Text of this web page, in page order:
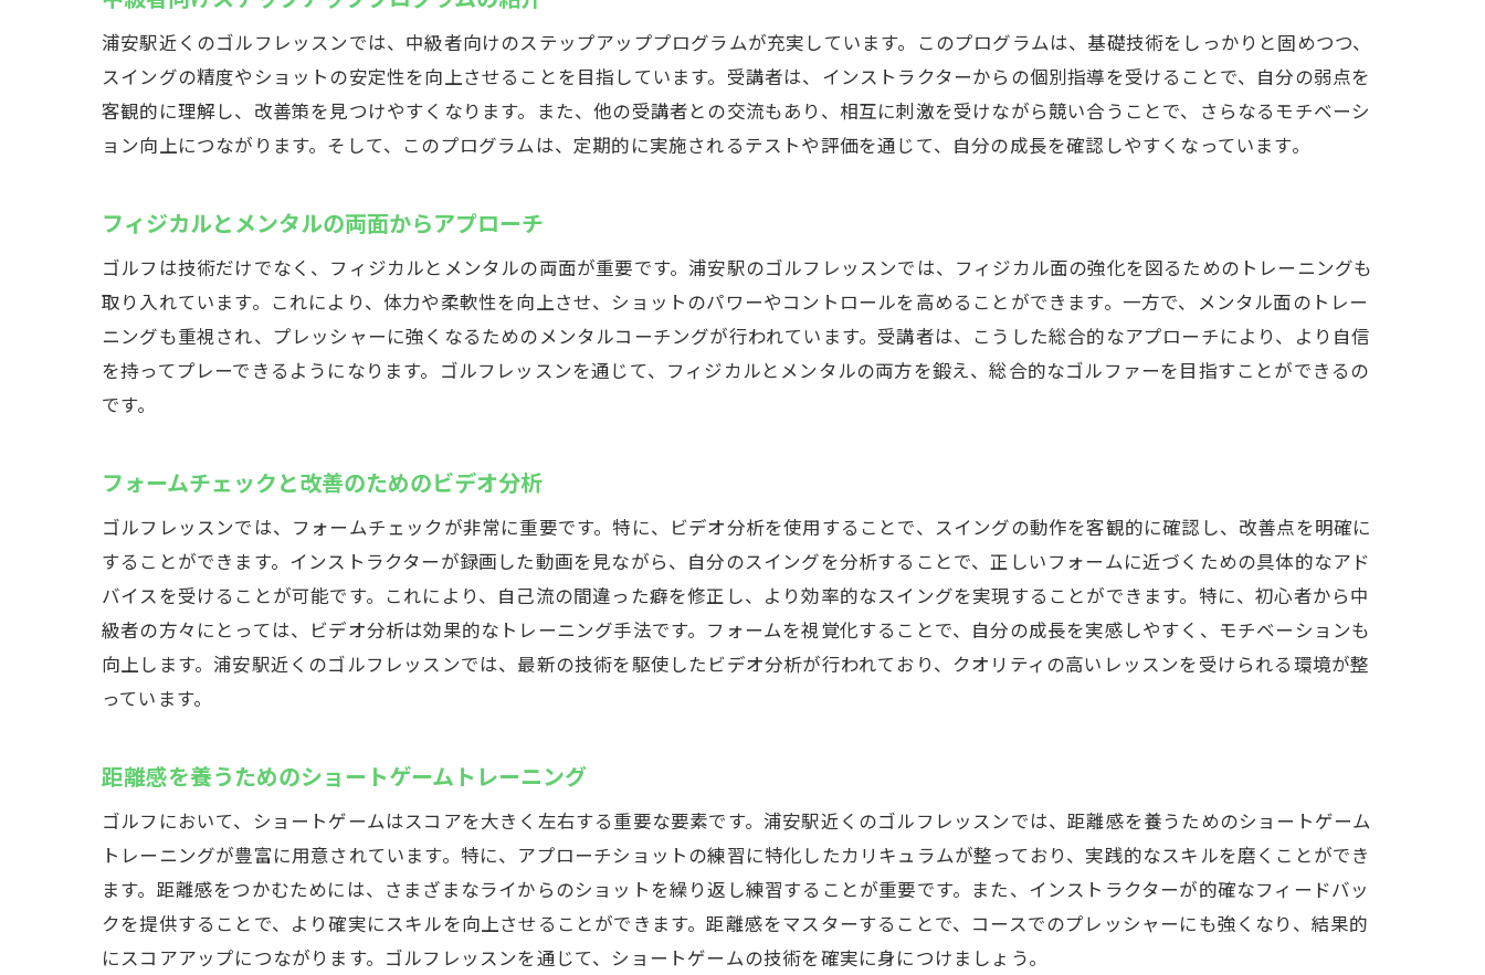
レッスンのスケジュールと柔軟な受講方法
トレーニング後のフィードバックと次へのステップ
ゴルフレッスンを通じて得られる成長と成果
浦安駅近くのゴルフレッスンでは、中級者向けのステップアッププログラムが充実しています。このプログラムは、基礎技術をしっかりと固めつつ、
スイングの精度やショットの安定性を向上させることを目指しています。受講者は、インストラクターからの個別指導を受けることで、自分の弱点を
客観的に理解し、改善策を見つけやすくなります。また、他の受講者との交流もあり、相互に刺激を受けながら競い合うことで、さらなるモチベーシ
ョン向上につながります。そして、このプログラムは、定期的に実施されるテストや評価を通じて、自分の成長を確認しやすくなっています。
フィジカルとメンタルの両面からアプローチ
ゴルフは技術だけでなく、フィジカルとメンタルの両面が重要です。浦安駅のゴルフレッスンでは、フィジカル面の強化を図るためのトレーニングも
取り入れています。これにより、体力や柔軟性を向上させ、ショットのパワーやコントロールを高めることができます。一方で、メンタル面のトレー
ニングも重視され、プレッシャーに強くなるためのメンタルコーチングが行われています。受講者は、こうした総合的なアプローチにより、より自信
を持ってプレーできるようになります。ゴルフレッスンを通じて、フィジカルとメンタルの両方を鍛え、総合的なゴルファーを目指すことができるの
です。
フォームチェックと改善のためのビデオ分析
ゴルフレッスンでは、フォームチェックが非常に重要です。特に、ビデオ分析を使用することで、スイングの動作を客観的に確認し、改善点を明確に
することができます。インストラクターが録画した動画を見ながら、自分のスイングを分析することで、正しいフォームに近づくための具体的なアド
バイスを受けることが可能です。これにより、自己流の間違った癖を修正し、より効率的なスイングを実現することができます。特に、初心者から中
級者の方々にとっては、ビデオ分析は効果的なトレーニング手法です。フォームを視覚化することで、自分の成長を実感しやすく、モチベーションも
向上します。浦安駅近くのゴルフレッスンでは、最新の技術を駆使したビデオ分析が行われており、クオリティの高いレッスンを受けられる環境が整
っています。
距離感を養うためのショートゲームトレーニング
ゴルフにおいて、ショートゲームはスコアを大きく左右する重要な要素です。浦安駅近くのゴルフレッスンでは、距離感を養うためのショートゲーム
トレーニングが豊富に用意されています。特に、アプローチショットの練習に特化したカリキュラムが整っており、実践的なスキルを磨くことができ
ます。距離感をつかむためには、さまざまなライからのショットを繰り返し練習することが重要です。また、インストラクターが的確なフィードバッ
クを提供することで、より確実にスキルを向上させることができます。距離感をマスターすることで、コースでのプレッシャーにも強くなり、結果的
にスコアアップにつながります。ゴルフレッスンを通じて、ショートゲームの技術を確実に身につけましょう。